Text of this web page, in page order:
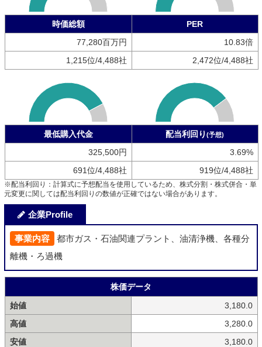
時価総額
PER
77,280百万円
10.83倍
1,215位/4,488社
2,472位/4,488社
最低購入代金 配当利回り (予想)
325,500円
3.69%
691位/4,488社
919位/4,488社
※配当利回り：計算式に予想配当を使用しているため、株式分割・株式併合・単
元変更に関しては配当利回りの数値が正確ではない場合があります。
企業Profile
事業内容
都市ガス・石油関連プラント、油清浄機、各種分
離機・ろ過機
株価データ
始値
3,180.0
高値
3,280.0
安値
3,180.0